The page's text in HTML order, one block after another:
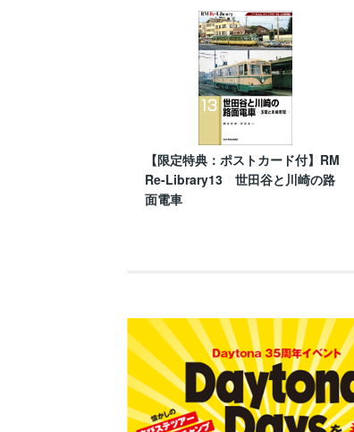
【限定特典：ポストカード付】RM
Re-Library13 世田谷と川崎の路
面電車